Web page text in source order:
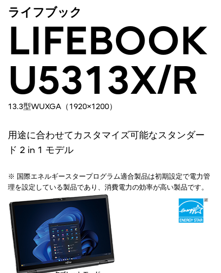
ライフブック
LIFEBOOK
U5313X/R
13.3型WUXGA（1920×1200）
用途に合わせてカスタマイズ可能なスタンダー
ド 2 in 1 モデル
※ 国際エネルギースタープログラム適合製品は初期設定で電力管
理を設定している製品であり、消費電力の効率が高い製品です。